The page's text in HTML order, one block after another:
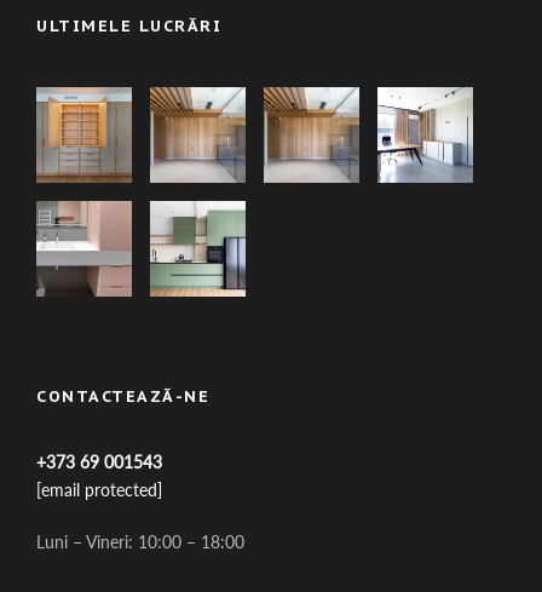
ULTIMELE LUCRĂRI
CONTACTEAZĂ-NE
+373 69 001543
[email protected]
Luni – Vineri: 10:00 – 18:00